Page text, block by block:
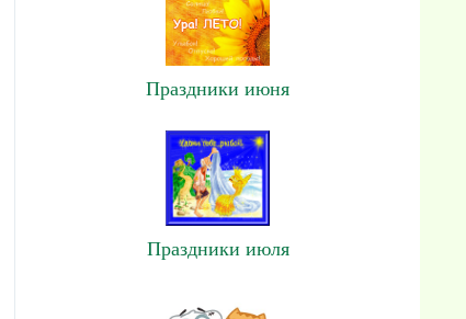
Праздники июня
Праздники июля